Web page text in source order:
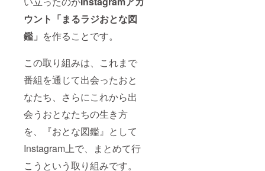
ウント「まるラジおとな図
鑑」 を作ることです。
この取り組みは、これまで
番組を通じて出会ったおと
なたち、さらにこれから出
会うおとなたちの生き方
を、『おとな図鑑』として
Instagram上で、まとめて行
こうという取り組みです。